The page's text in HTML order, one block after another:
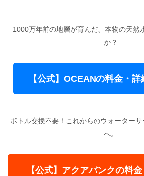
1000万年前の地層が育んだ、本物の天然
か？
【公式】OCEANの料金・
ボトル交換不要！これからのウォーター
へ。
【公式】アクアバンクの料